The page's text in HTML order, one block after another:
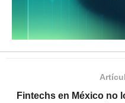
Fintechs en México no